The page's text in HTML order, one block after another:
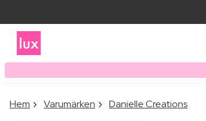
Hem Varumärken Danielle Creations